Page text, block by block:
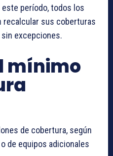
período, todos los
recalcular sus coberturas
excepciones.
mínimo
de cobertura, según
de equipos adicionales